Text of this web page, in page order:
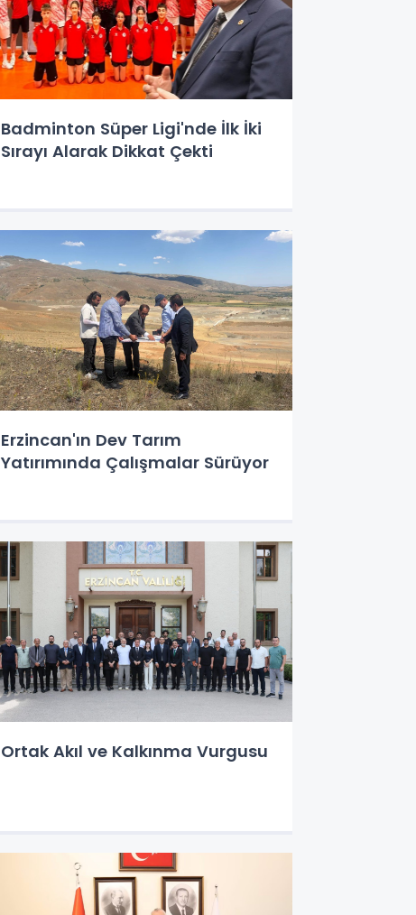
Badminton Süper Ligi'nde İlk İki
Sırayı Alarak Dikkat Çekti
Erzincan'ın Dev Tarım
Yatırımında Çalışmalar Sürüyor
Ortak Akıl ve Kalkınma Vurgusu